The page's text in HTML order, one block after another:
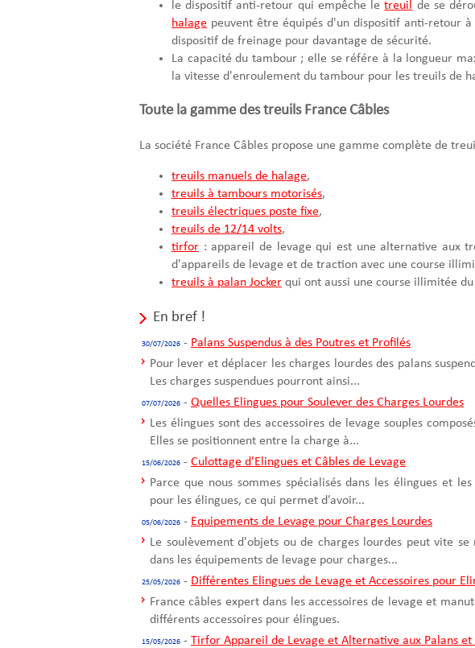
le dispositif anti-retour qui empêche letreuil de se
halage peuvent être équipés d'un dispositif anti-retour à
dispositif de freinage pour davantage de sécurité.
La capacité du tambour ; elle se référe à la longueur
la vitesse d'enroulement du tambour pour les treuils de
Toute la gamme des treuils France Câbles
La société France Câbles propose une gamme complète de
treuils manuels de halage,
treuils à tambours motorisés,
treuils électriques poste fixe,
treuils de 12/14 volts,
tirfor : appareil de levage qui est une alternative aux
d'appareils de levage et de traction avec une course
treuils à palan Jocker qui ont aussi une course illimitée
En bref !
30/07/2026 - Palans Suspendus à des Poutres et Profilés
Pour lever et déplacer les charges lourdes des palans
Les charges suspendues pourront ainsi...
07/07/2026 - Quelles Elingues pour Soulever des Charges Lourdes
Les élingues sont des accessoires de levage souples
Elles se positionnent entre la charge à...
15/06/2026 - Culottage d'Elingues et Câbles de Levage
Parce que nous sommes spécialisés dans les élingues et
pour les élingues, ce qui permet d’avoir...
05/06/2026 - Equipements de Levage pour Charges Lourdes
Le soulèvement d'objets ou de charges lourdes peut vite
dans les équipements de levage pour charges...
25/05/2026 - Différentes Elingues de Levage et Accessoires pour
France câbles expert dans les accessoires de levage et
différents accessoires pour élingues.
15/05/2026 - Tirfor Appareil de Levage et Alternative aux Palans et